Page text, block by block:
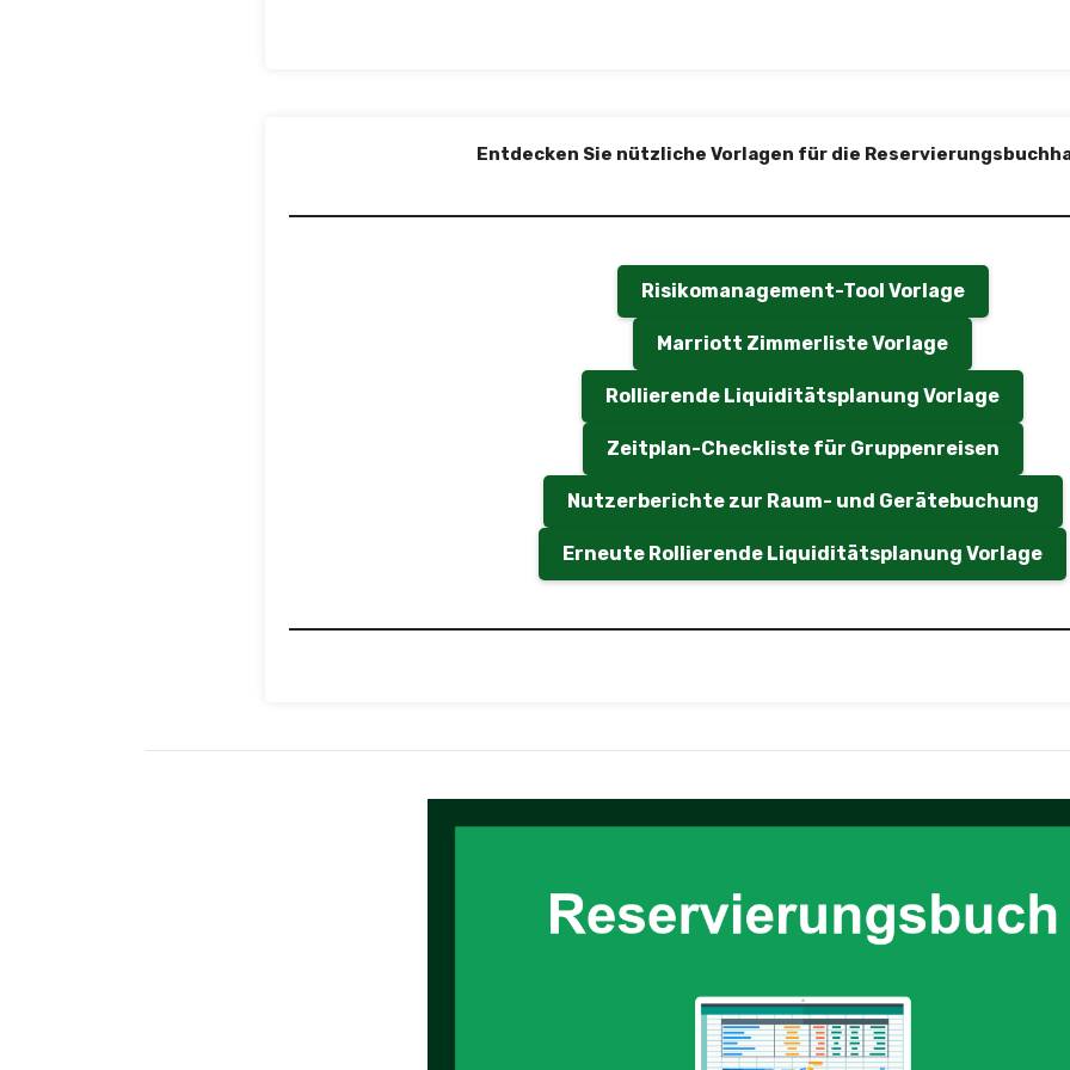
Entdecken Sie nützliche Vorlagen für die
Risikomanagement-Tool Vorlage
Marriott Zimmerliste Vorlage
Rollierende Liquiditätsplanung Vorlage
Zeitplan-Checkliste für Gruppenreisen
Nutzerberichte zur Raum- und Gerätebuchung
Erneute Rollierende Liquiditätsplanung Vorlage